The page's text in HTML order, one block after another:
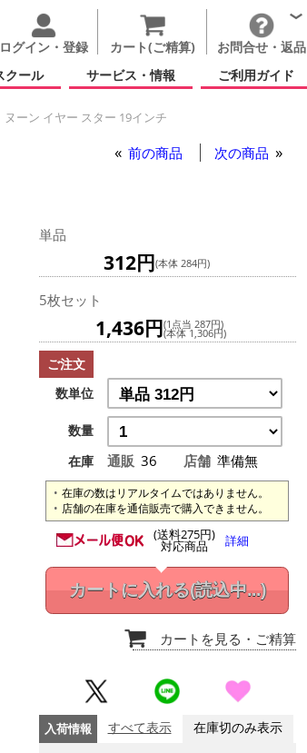
ログイン・登録 カート(ご精算)
お問合せ・返品
クール サービス・情報 ご利用ガイド
ヌーン イヤー スター 19インチ
前の商品 次の商品
単品
312円(本体 284円)
5枚セット
1,436円(1点当 287円)
(本体 1,306円)
ご注文
数単位
数量
在庫
通販 36 店舗 準備無
在庫の数はリアルタイムではありません。
店舗の在庫を通信販売で購入できません。
(送料275円)
対応商品 詳細
カートに入れる(読込中...)
カートを見る ・ご精算
入荷情報 すべて表示 在庫切のみ表示